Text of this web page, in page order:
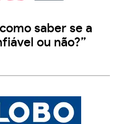
saber se a
ou não?”